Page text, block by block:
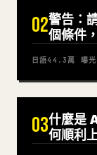
02警告：
個條件
日語44.3萬 曝光
03什麼是
何順利